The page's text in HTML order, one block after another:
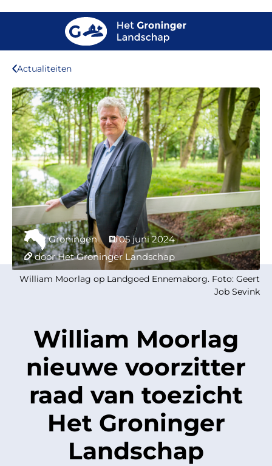
Actualiteiten
Groningen
05 juni 2024
door Het Groninger Landschap
William Moorlag op Landgoed Ennemaborg. Foto: Geert
Job Sevink
William Moorlag
nieuwe voorzitter
raad van toezicht
Het Groninger
Landschap